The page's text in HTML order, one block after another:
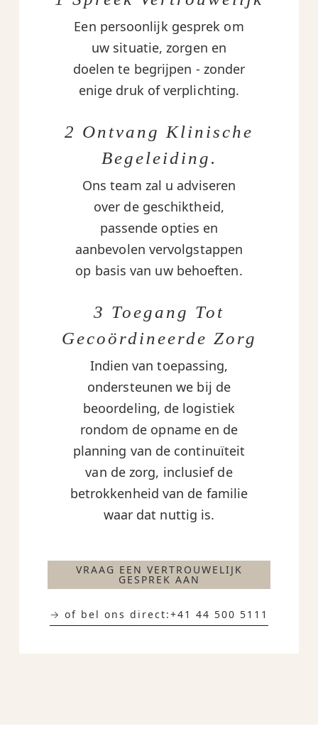
Een persoonlijk gesprek om
uw situatie, zorgen en
doelen te begrijpen - zonder
enige druk of verplichting.
2 Ontvang Klinische
Begeleiding.
Ons team zal u adviseren
over de geschiktheid,
passende opties en
aanbevolen vervolgstappen
op basis van uw behoeften.
3 Toegang Tot
Gecoördineerde Zorg
Indien van toepassing,
ondersteunen we bij de
beoordeling, de logistiek
rondom de opname en de
planning van de continuïteit
van de zorg, inclusief de
betrokkenheid van de familie
waar dat nuttig is.
VRAAG EEN VERTROUWELIJK
GESPREK AAN
→ of bel ons direct:+41 44 500 5111